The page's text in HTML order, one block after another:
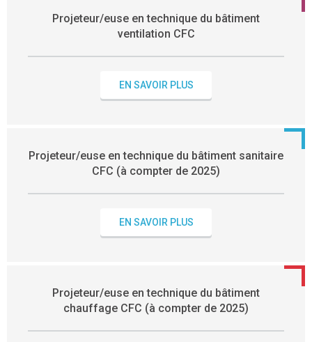
Projeteur/euse en technique du bâtiment
ventilation CFC
EN SAVOIR PLUS
Projeteur/euse en technique du bâtiment sanitaire
CFC (à compter de 2025)
EN SAVOIR PLUS
Projeteur/euse en technique du bâtiment
chauffage CFC (à compter de 2025)